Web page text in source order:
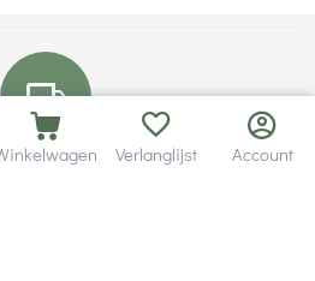
- en buitenland.
Verlanglijst Account